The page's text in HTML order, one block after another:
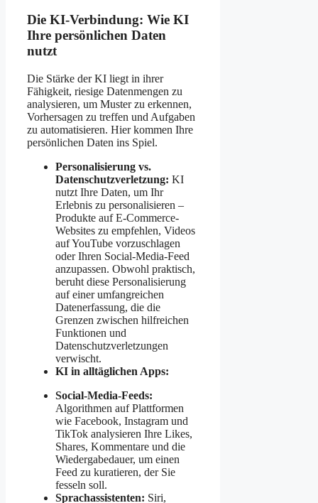
Die KI-Verbindung: Wie KI
Ihre persönlichen Daten
nutzt
Die Stärke der KI liegt in ihrer
Fähigkeit, riesige Datenmengen zu
analysieren, um Muster zu erkennen,
Vorhersagen zu treffen und Aufgaben
zu automatisieren. Hier kommen Ihre
persönlichen Daten ins Spiel.
Personalisierung vs.
Datenschutzverletzung: KI
nutzt Ihre Daten, um Ihr
Erlebnis zu personalisieren –
Produkte auf E-Commerce-
Websites zu empfehlen, Videos
auf YouTube vorzuschlagen
oder Ihren Social-Media-Feed
anzupassen. Obwohl praktisch,
beruht diese Personalisierung
auf einer umfangreichen
Datenerfassung, die die
Grenzen zwischen hilfreichen
Funktionen und
Datenschutzverletzungen
verwischt.
KI in alltäglichen Apps:
Social-Media-Feeds:
Algorithmen auf Plattformen
wie Facebook, Instagram und
TikTok analysieren Ihre Likes,
Shares, Kommentare und die
Wiedergabedauer, um einen
Feed zu kuratieren, der Sie
fesseln soll.
Sprachassistenten: Siri,